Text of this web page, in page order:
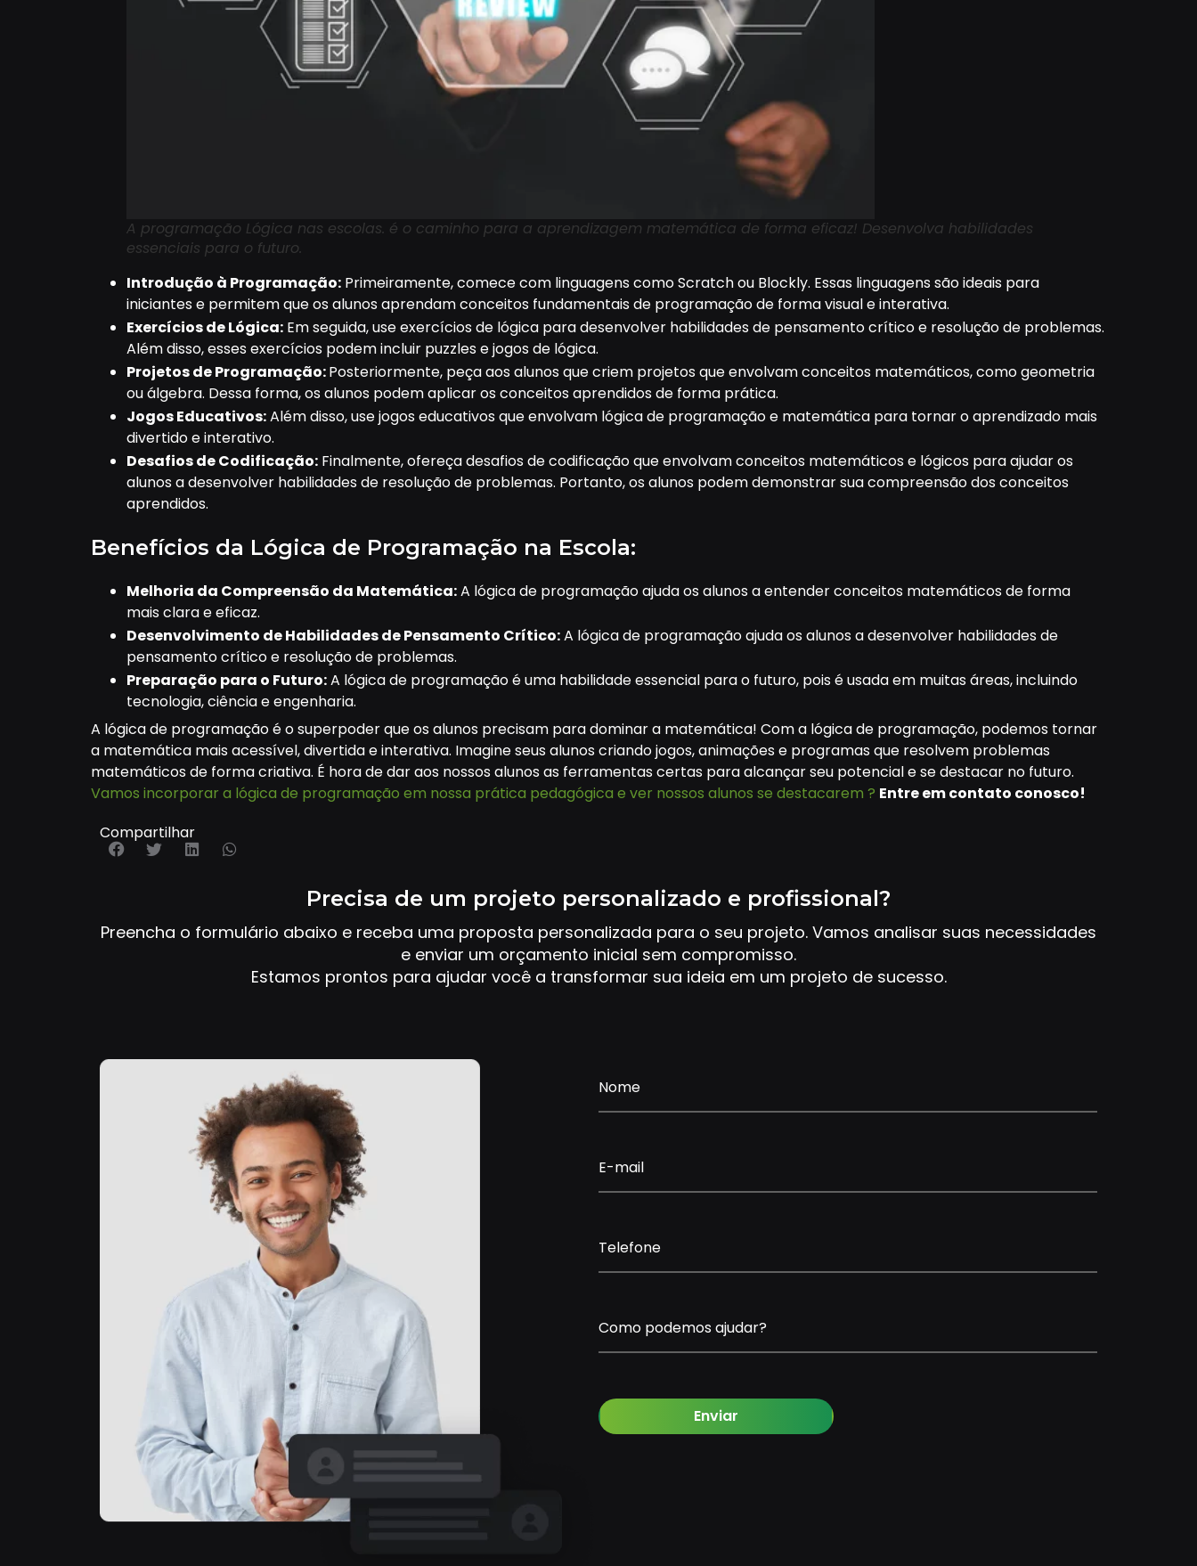
A programação Lógica nas escolas. é o caminho para a aprendizagem matemática de forma eficaz! Desenvolva habilidades
essenciais para o futuro.
Introdução à Programação: Primeiramente, comece com linguagens como Scratch ou Blockly. Essas linguagens são ideais para
iniciantes e permitem que os alunos aprendam conceitos fundamentais de programação de forma visual e interativa.
Exercícios de Lógica: Em seguida, use exercícios de lógica para desenvolver habilidades de pensamento crítico e resolução de problemas.
Além disso, esses exercícios podem incluir puzzles e jogos de lógica.
Projetos de Programação:Posteriormente, peça aos alunos que criem projetos que envolvam conceitos matemáticos, como geometria
ou álgebra. Dessa forma, os alunos podem aplicar os conceitos aprendidos de forma prática.
Jogos Educativos:Além disso, use jogos educativos que envolvam lógica de programação e matemática para tornar o aprendizado mais
divertido e interativo.
Desafios de Codificação: Finalmente, ofereça desafios de codificação que envolvam conceitos matemáticos e lógicos para ajudar os
alunos a desenvolver habilidades de resolução de problemas. Portanto, os alunos podem demonstrar sua compreensão dos conceitos
aprendidos.
Benefícios da Lógica de Programação na Escola:
Melhoria da Compreensão da Matemática:A lógica de programação ajuda os alunos a entender conceitos matemáticos de forma
mais clara e eficaz.
Desenvolvimento de Habilidades de Pensamento Crítico:A lógica de programação ajuda os alunos a desenvolver habilidades de
pensamento crítico e resolução de problemas.
Preparação para o Futuro:A lógica de programação é uma habilidade essencial para o futuro, pois é usada em muitas áreas, incluindo
tecnologia, ciência e engenharia.
A lógica de programação é o superpoder que os alunos precisam para dominar a matemática! Com a lógica de programação, podemos tornar
a matemática mais acessível, divertida e interativa. Imagine seus alunos criando jogos, animações e programas que resolvem problemas
matemáticos de forma criativa. É hora de dar aos nossos alunos as ferramentas certas para alcançar seu potencial e se destacar no futuro.
Vamos incorporar a lógica de programação em nossa prática pedagógica e ver nossos alunos se destacarem ? Entre em contato conosco!
Compartilhar
Precisa de um projeto personalizado e profissional?
Preencha o formulário abaixo e receba uma proposta personalizada para o seu projeto. Vamos analisar suas necessidades
e enviar um orçamento inicial sem compromisso.
Estamos prontos para ajudar você a transformar sua ideia em um projeto de sucesso.
Nome
E-mail
Telefone
Como podemos ajudar?
Enviar